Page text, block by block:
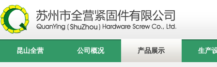
昆山全营 公司概况 产品展示 生产